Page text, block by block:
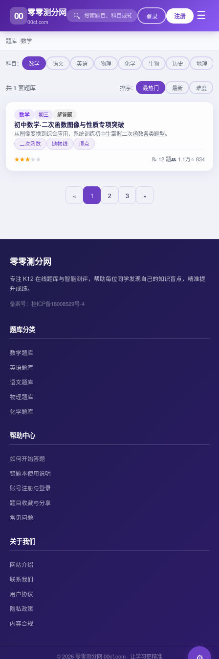
00 零零测分网
00cf.com
🔍 登录 注册 ☰
题库 数学
科目： 数学 语文 英语 物理 化学 生物 历史 地理
共 1 套题库 排序： 最热门 最新 难度
数学 初三 解答题
初中数学·二次函数图像与性质专项突破
从图像变换到综合应用，系统训练初中生掌握二次函数各类题型。
二次函数 抛物线 顶点
★★★★ ★ 📝 12 题👥 1.1万⭐ 834
« 1 2 3 »
零零测分网
专注 K12 在线题库与智能测评，帮助每位同学发现自己的知识盲点，精准提
升成绩。
备案号：桂ICP备18008529号-4
题库分类
数学题库
英语题库
语文题库
物理题库
化学题库
帮助中心
如何开始答题
错题本使用说明
账号注册与登录
题目收藏与分享
常见问题
关于我们
网站介绍
联系我们
用户协议
隐私政策
内容合规
© 2026 零零测分网 00cf.com · 让学习更精准